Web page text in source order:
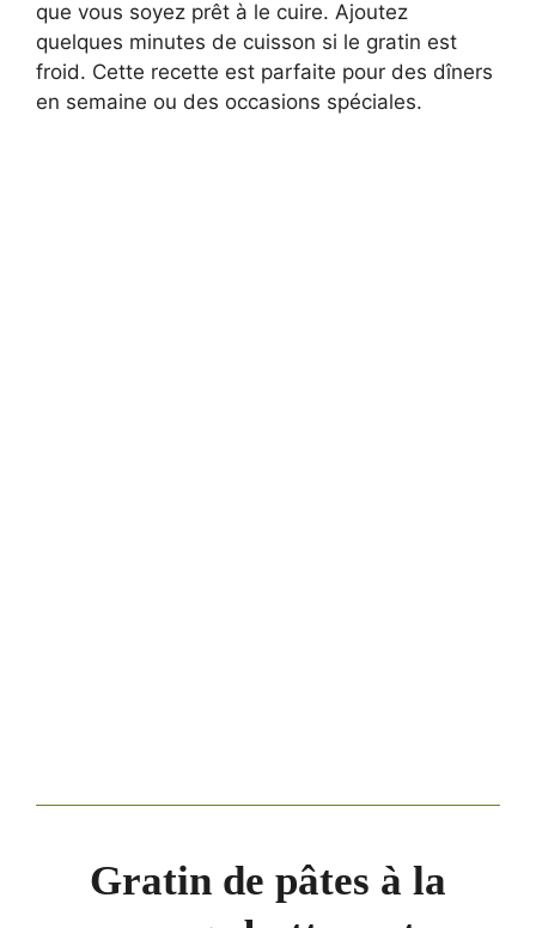
que vous soyez prêt à le cuire. Ajoutez
quelques minutes de cuisson si le gratin est
froid. Cette recette est parfaite pour des dîners
en semaine ou des occasions spéciales.
Gratin de pâtes à la